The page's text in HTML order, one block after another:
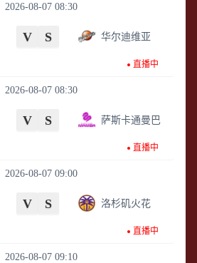
2026-08-07 08:30
V S 华尔迪维亚
直播中
2026-08-07 08:30
V S 萨斯卡通曼巴
直播中
2026-08-07 09:00
V S 洛杉矶火花
直播中
2026-08-07 09:10